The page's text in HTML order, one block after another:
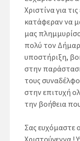
Χριστίνα για
κατάφεραν να
μας
πολύ τον
υποστήριξη,
στην
τους
στην επιτυχή
την βοήθεια
Σας ευχόμαστε